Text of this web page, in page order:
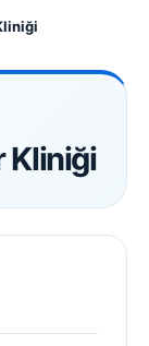
Kliniği